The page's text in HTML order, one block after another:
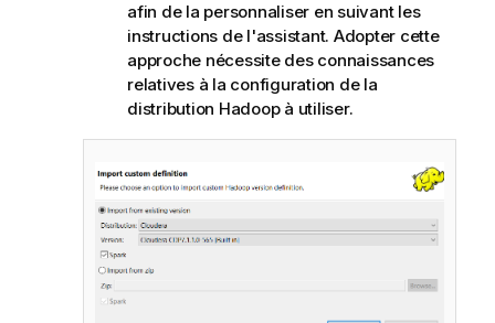
afin de la personnaliser en suivant les
instructions de l'assistant. Adopter cette
approche nécessite des connaissances
relatives à la configuration de la
distribution Hadoop à utiliser.